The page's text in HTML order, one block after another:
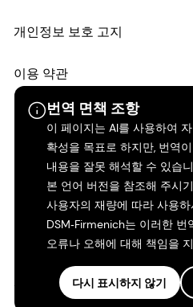
번역 면책 조항
이 페이지는 AI를 사용하여
확성을 목표로 하지만, 번역
내용을 잘못 해석할 수 있습
본 언어 버전을 참조해 주시
사용자의 재량에 따라 사용
DSM‑Firmenich는 이러한 번
오류나 오해에 대해 책임을
다시 표시하지 않기
개인정보 보호 고지
이용 약관
약관
캘리포니아 투명성
접근성 성명서
법적 정보
사이트 맵